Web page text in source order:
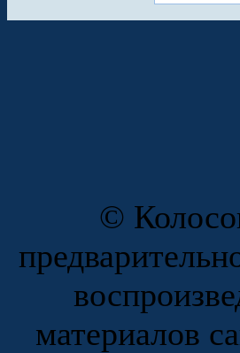
©
материалов